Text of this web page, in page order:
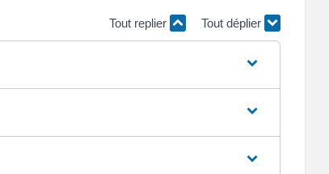
Tout replier Tout déplier